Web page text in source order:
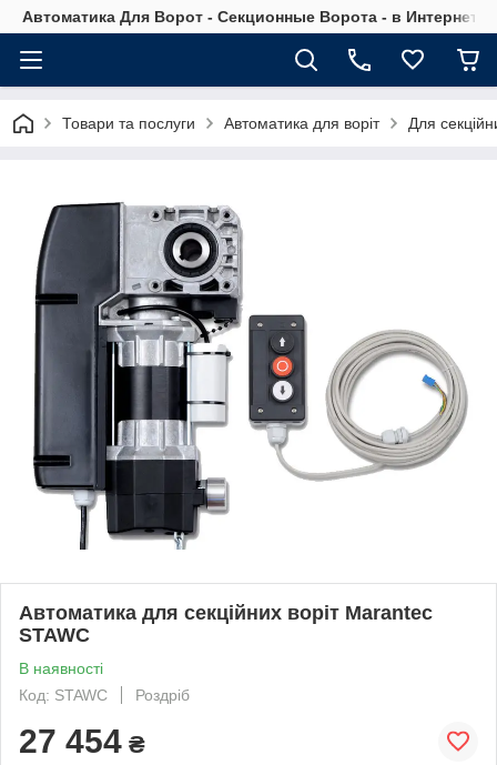
Автоматика Для Ворот - Секционные Ворота - в Интернет
Товари та послуги Автоматика для воріт Для
Автоматика для секційних воріт Marantec
STAWC
В наявності
Код: STAWC
Роздріб
27 454 ₴